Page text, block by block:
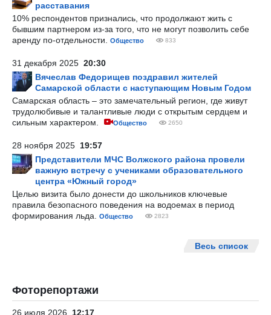
расставания
10% респондентов признались, что продолжают жить с
бывшим партнером из-за того, что не могут позволить себе
аренду по-отдельности.
Общество 833
31 декабря 2025 20:30
Вячеслав Федорищев поздравил жителей
Самарской области с наступающим Новым Годом
Самарская область – это замечательный регион, где живут
трудолюбивые и талантливые люди с открытым сердцем и
сильным характером.
Общество 2650
28 ноября 2025 19:57
Представители МЧС Волжского района провели
важную встречу с учениками образовательного
центра «Южный город»
Целью визита было донести до школьников ключевые
правила безопасного поведения на водоемах в период
формирования льда.
Общество 2823
Весь список
Фоторепортажи
26 июля 2026 12:17